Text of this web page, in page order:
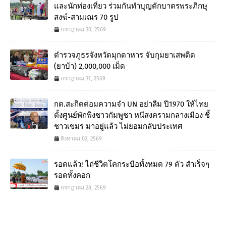
และนักท่องเที่ยว ร่วมกันทำบุญตักบาตรพระภิกษุ
สงฆ์-สามเณร 70 รูป
กรกฎาคม 30, 2569
ตำรวจภูธรจังหวัดมุกดาหาร จับกุมยาเสพติด
(ยาบ้า) 2,000,000 เม็ด
กรกฎาคม 31, 2569
กต.สะกิดต่อมความจำ UN อย่าลืม ปี1970 ให้ไทย
ตั้งศูนย์พักพิงชาวกัมพูชา หนีสงครามกลางเมือง ชี้
ชาวเขมร มาอยู่แล้ว ไม่ยอมกลับประเทศ
สิงหาคม 02, 2569
รอดแล้ว! ไถ่ชีวิตโคกระบือทั้งหมด 79 ตัว สำเร็จๆ
รอดทั้งคอก
กรกฎาคม 28, 2569